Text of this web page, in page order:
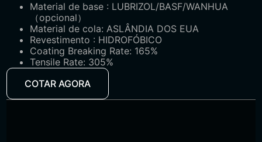
Material de base : LUBRIZOL/BASF/WANHUA
（opcional）
Material de cola: ASLÂNDIA DOS EUA
Revestimento : HIDROFÓBICO
Coating Breaking Rate: 165%
Tensile Rate: 305%
COTAR AGORA